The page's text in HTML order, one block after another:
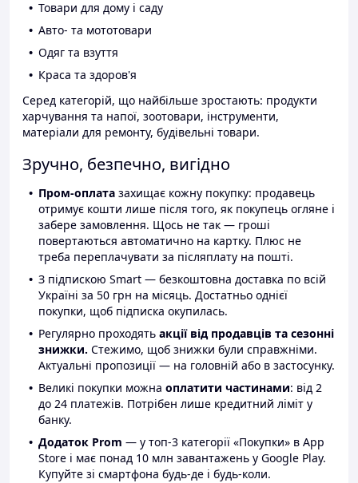
Товари для дому і саду
Авто- та мототовари
Одяг та взуття
Краса та здоров'я
Серед категорій, що найбільше зростають: продукти
харчування та напої, зоотовари, інструменти,
матеріали для ремонту, будівельні товари.
Зручно, безпечно, вигідно
Пром-оплата захищає кожну покупку: продавець
отримує кошти лише після того, як покупець огляне і
забере замовлення. Щось не так — гроші
повертаються автоматично на картку. Плюс не
треба переплачувати за післяплату на пошті.
З підпискою Smart — безкоштовна доставка по всій
Україні за 50 грн на місяць. Достатньо однієї
покупки, щоб підписка окупилась.
Регулярно проходять акції від продавців та сезонні
знижки. Стежимо, щоб знижки були справжніми.
Актуальні пропозиції — на головній або в застосунку.
Великі покупки можна оплатити частинами: від 2
до 24 платежів. Потрібен лише кредитний ліміт у
банку.
Додаток Prom — у топ-3 категорії «Покупки» в App
Store і має понад 10 млн завантажень у Google Play.
Купуйте зі смартфона будь-де і будь-коли.